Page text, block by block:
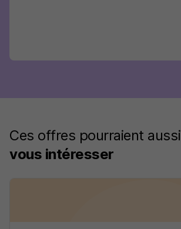
Ces offres pourraient aussi
vous intéresser